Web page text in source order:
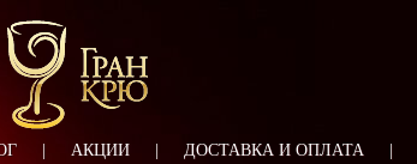
ЛОГИН
ВАШЕ ИМЯ:
ТЕЛЕФОН:
ИМЯ
АКЦИИ ДОСТАВКА И ОПЛАТА